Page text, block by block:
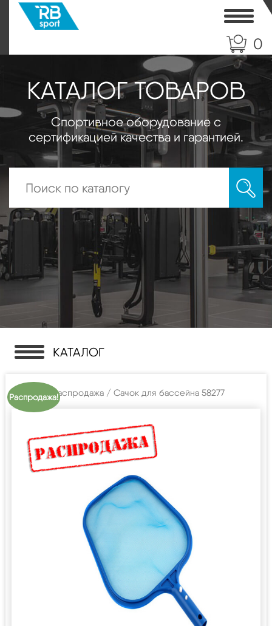
0
КАТАЛОГ ТОВАРОВ
Спортивное оборудование с
сертификацией качества и гарантией.
КАТАЛОГ
Главная/Распродажа / Сачок для бассейна 58277
Распродажа!